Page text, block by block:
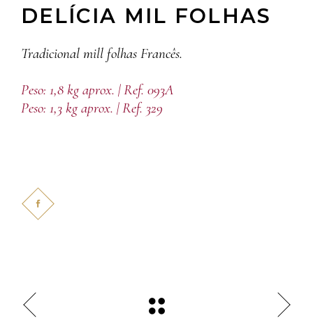
DELÍCIA MIL FOLHAS
Tradicional mill folhas Francês.
Peso: 1,8 kg aprox. | Ref. 093A
Peso: 1,3 kg aprox. | Ref. 329